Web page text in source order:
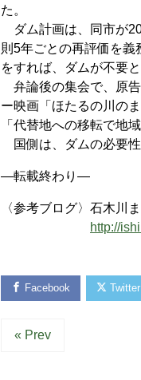
た。
ダム計画は、同市が
則5年ごとの再評価を義
をすれば、ダムが不要
弁論後の集会で、原告
ー映画「ほたるの川の
「代替地への移転で地
国側は、ダムの必要性
—転載終わり—
〈参考ブログ〉石木川
http://
Facebook Twitter
« Prev